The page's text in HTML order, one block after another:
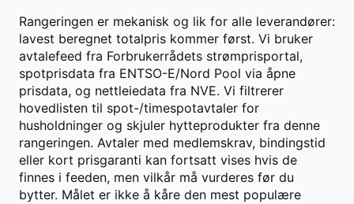
Rangeringen er mekanisk og lik for alle leverandører:
lavest beregnet totalpris kommer først. Vi bruker
avtalefeed fra Forbrukerrådets strømprisportal,
spotprisdata fra ENTSO-E/Nord Pool via åpne
prisdata, og nettleiedata fra NVE. Vi filtrerer
hovedlisten til spot-/timespotavtaler for
husholdninger og skjuler hytteprodukter fra denne
rangeringen. Avtaler med medlemskrav, bindingstid
eller kort prisgaranti kan fortsatt vises hvis de
finnes i feeden, men vilkår må vurderes før du
bytter. Målet er ikke å kåre den mest populære